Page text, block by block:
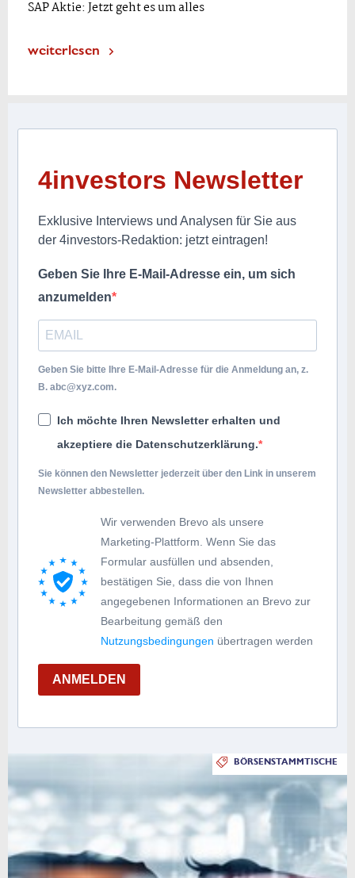
SAP Aktie: Jetzt geht es um alles
weiterlesen
4investors Newsletter
Exklusive Interviews und Analysen für Sie aus
der 4investors-Redaktion: jetzt eintragen!
Geben Sie Ihre E-Mail-Adresse ein, um sich
anzumelden
Geben Sie bitte Ihre E-Mail-Adresse für die Anmeldung an, z.
B. abc@xyz.com.
Ich möchte Ihren Newsletter erhalten und
akzeptiere die Datenschutzerklärung.
Sie können den Newsletter jederzeit über den Link in unserem
Newsletter abbestellen.
Wir verwenden Brevo als unsere
Marketing-Plattform. Wenn Sie das
Formular ausfüllen und absenden,
bestätigen Sie, dass die von Ihnen
angegebenen Informationen an Brevo zur
Bearbeitung gemäß den
Nutzungsbedingungen übertragen werden
ANMELDEN
BÖRSENSTAMMTISCHE